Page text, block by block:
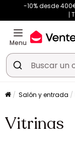
-10% desde
Menu
Salón y entrada
Vitrinas